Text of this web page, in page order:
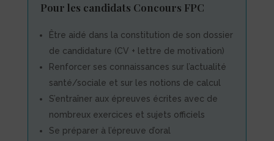
Pour les candidats Concours FPC
Être aidé dans la constitution de son dossier
de candidature (CV + lettre de motivation)
Renforcer ses connaissances sur l’actualité
santé/sociale et sur les notions de calcul
S’entraîner aux épreuves écrites avec de
nombreux exercices et sujets officiels
Se préparer à l’épreuve d’oral